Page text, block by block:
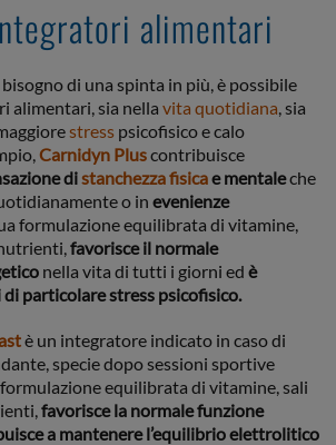
alimentari
di una spinta in più, è possibile
alimentari, sia nella vita quotidiana, sia
stress psicofisico e calo
Carnidyn Pluscontribuisce
distanchezza fisicae mentaleche
o in evenienze
formulazione equilibrata di vitamine,
favorisce il normale
nella vita di tutti i giorni ed è
particolare stress psicofisico.
è un integratore indicato in caso di
specie dopo sessioni sportive
equilibrata di vitamine, sali
favorisce la normale funzione
a mantenere l’equilibrio elettrolitico